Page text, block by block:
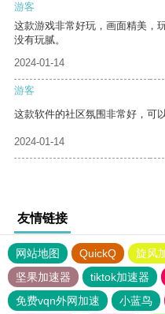
游客
这款游戏非常好玩，画面精美，
没有玩腻。
2024-01-14
游客
这款软件的社区氛围非常好，可
2024-01-14
友情链接
网站地图 QuickQ 旋风
坚果加速器
tiktok加速器
免费vqn外网加速
小蓝鸟